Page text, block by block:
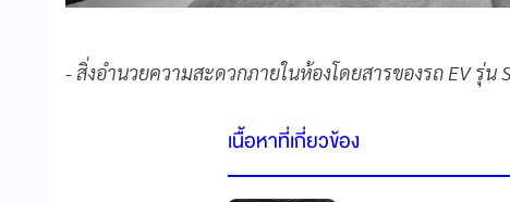
- สิ่งอำนวยความสะดวกภายในห้องโดยสารของรถ EV รุ่น
เนื้อหาที่เกี่ยวข้อง